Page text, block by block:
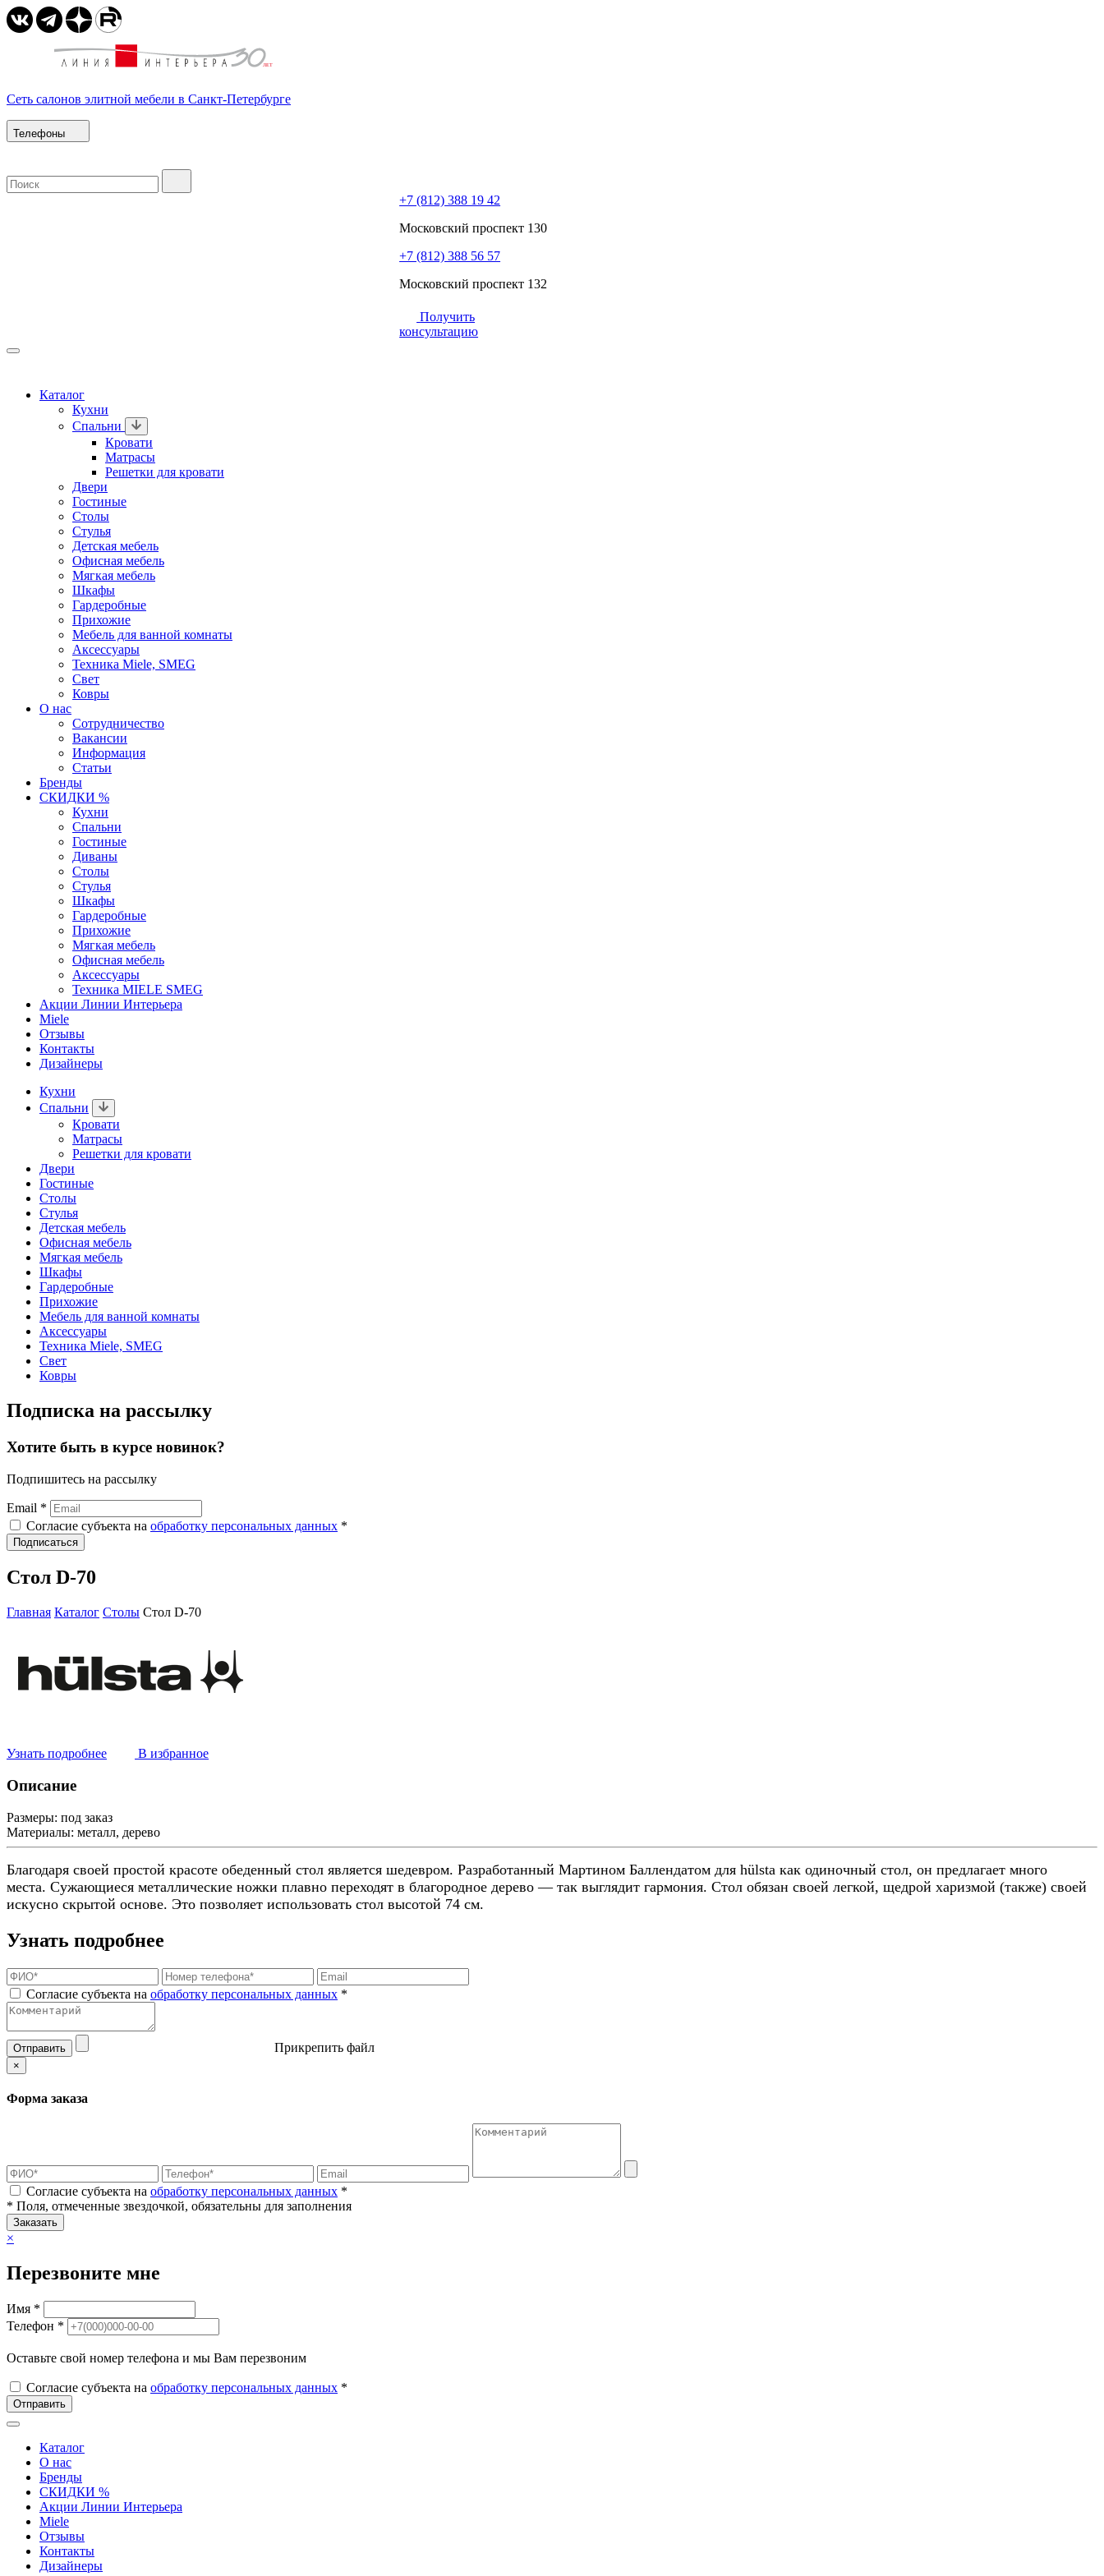
Сеть салонов элитной мебели в Санкт-Петербурге
Телефоны
+7 (812) 388 19 42
Московский проспект 130
+7 (812) 388 56 57
Московский проспект 132
Получить
консультацию
Каталог
Кухни
Спальни
Кровати
Матрасы
Решетки для кровати
Двери
Гостиные
Столы
Стулья
Детская мебель
Офисная мебель
Мягкая мебель
Шкафы
Гардеробные
Прихожие
Мебель для ванной комнаты
Аксессуары
Техника Miele, SMEG
Свет
Ковры
О нас
Сотрудничество
Вакансии
Информация
Статьи
Бренды
СКИДКИ %
Кухни
Спальни
Гостиные
Диваны
Столы
Стулья
Шкафы
Гардеробные
Прихожие
Мягкая мебель
Офисная мебель
Аксессуары
Техника MIELE SMEG
Акции Линии Интерьера
Miele
Отзывы
Контакты
Дизайнеры
Кухни
Спальни
Кровати
Матрасы
Решетки для кровати
Двери
Гостиные
Столы
Стулья
Детская мебель
Офисная мебель
Мягкая мебель
Шкафы
Гардеробные
Прихожие
Мебель для ванной комнаты
Аксессуары
Техника Miele, SMEG
Свет
Ковры
Подписка на рассылку
Хотите быть в курсе новинок?
Подпишитесь на рассылку
Email *
Согласие субъекта на обработку персональных данных *
Подписаться
Стол D-70
Главная Каталог Столы Стол D-70
Узнать подробнее В избранное
Описание
Размеры: под заказ
Материалы: металл, дерево
Благодаря своей простой красоте обеденный стол является шедевром. Разработанный Мартином Баллендатом для hülsta как одиночный стол, он предлагает много
места. Сужающиеся металлические ножки плавно переходят в благородное дерево — так выглядит гармония. Стол обязан своей легкой, щедрой харизмой (также) своей
искусно скрытой основе. Это позволяет использовать стол высотой 74 см.
Узнать подробнее
Согласие субъекта на обработку персональных данных *
Отправить Прикрепить файл
×
Форма заказа
Согласие субъекта на обработку персональных данных *
* Поля, отмеченные звездочкой, обязательны для заполнения
Заказать
×
Перезвоните мне
Имя *
Телефон *
Оставьте свой номер телефона и мы Вам перезвоним
Согласие субъекта на обработку персональных данных *
Отправить
Каталог
О нас
Бренды
СКИДКИ %
Акции Линии Интерьера
Miele
Отзывы
Контакты
Дизайнеры